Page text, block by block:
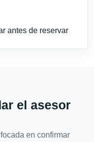
antes de reservar
el asesor
en confirmar